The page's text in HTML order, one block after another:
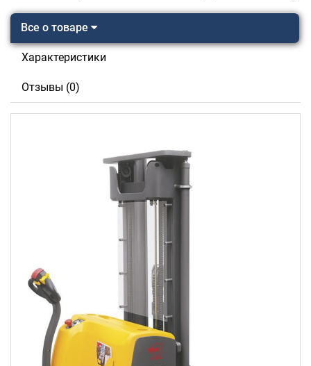
Все о товаре
Характеристики
Отзывы (0)